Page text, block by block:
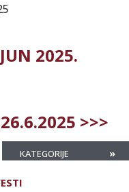
2025.
>>>
KATEGORIJE »